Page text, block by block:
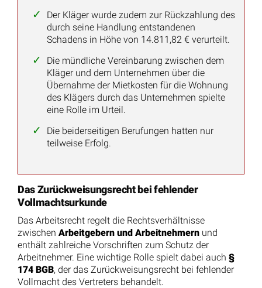
Der Kläger wurde zudem zur Rückzahlung des
durch seine Handlung entstandenen
Schadens in Höhe von 14.811,82 € verurteilt.
Die mündliche Vereinbarung zwischen dem
Kläger und dem Unternehmen über die
Übernahme der Mietkosten für die Wohnung
des Klägers durch das Unternehmen spielte
eine Rolle im Urteil.
Die beiderseitigen Berufungen hatten nur
teilweise Erfolg.
Das Zurückweisungsrecht bei fehlender
Vollmachtsurkunde
Das Arbeitsrecht regelt die Rechtsverhältnisse
zwischen Arbeitgebern und Arbeitnehmern und
enthält zahlreiche Vorschriften zum Schutz der
Arbeitnehmer. Eine wichtige Rolle spielt dabei auch §
174 BGB, der das Zurückweisungsrecht bei fehlender
Vollmacht des Vertreters behandelt.